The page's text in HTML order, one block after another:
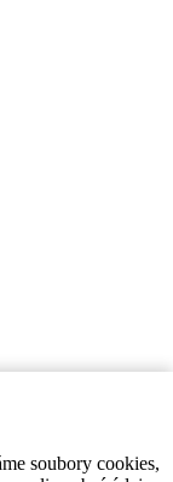
soubory cookies,